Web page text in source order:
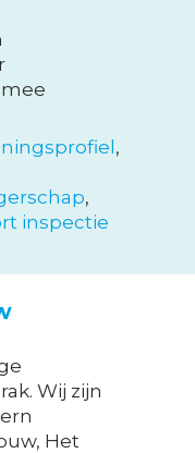
,
,
inspectie
Wij zijn
Het